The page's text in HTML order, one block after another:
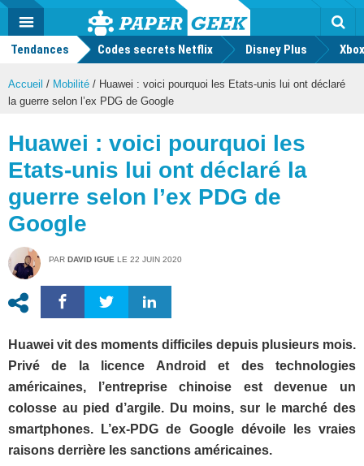
Actu
geek
MENU
Tendances Codes secrets Netflix Disney Plus
Accueil / Mobilité / Huawei : voici pourquoi les Etats-unis lui ont déclaré
la guerre selon l’ex PDG de Google
Huawei : voici pourquoi les
Etats-unis lui ont déclaré la
guerre selon l’ex PDG de
Google
PAR DAVID IGUE LE 22 JUIN 2020
Huawei vit des moments difficiles depuis plusieurs mois.
Privé de la licence Android et des technologies
américaines, l’entreprise chinoise est devenue un
colosse au pied d’argile. Du moins, sur le marché des
smartphones. L’ex-PDG de Google dévoile les vraies
raisons derrière les sanctions américaines.
Mode
FacebookTwitter Youtube